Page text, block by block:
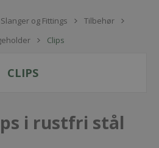
Slanger og Fittings
Tilbehør
Clips
CLIPS
i rustfri stål